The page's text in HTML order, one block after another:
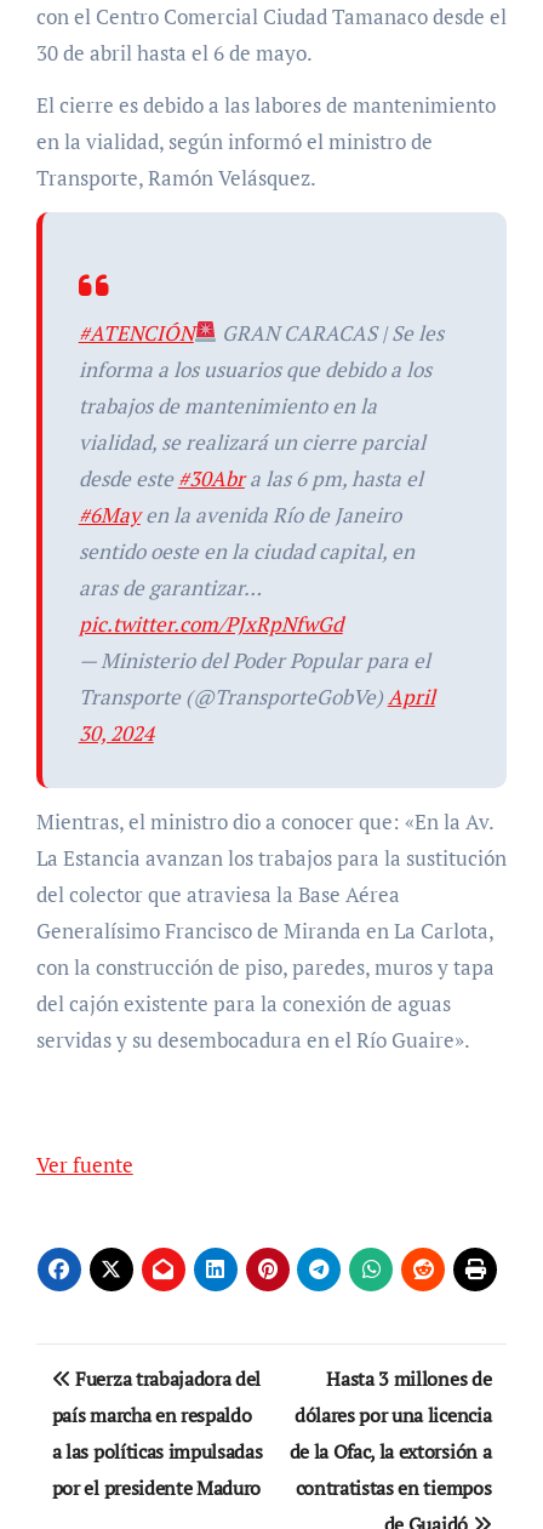
con el Centro Comercial Ciudad Tamanaco desde el
30 de abril hasta el 6 de mayo.
El cierre es debido a las labores de mantenimiento
en la vialidad, según informó el ministro de
Transporte, Ramón Velásquez.
#ATENCIÓN
GRAN CARACAS | Se les
informa a los usuarios que debido a los
trabajos de mantenimiento en la
vialidad, se realizará un cierre parcial
desde este#30Abra las 6 pm, hasta el
#6Mayen la avenida Río de Janeiro
sentido oeste en la ciudad capital, en
aras de garantizar…
pic.twitter.com/PJxRpNfwGd
— Ministerio del Poder Popular para el
Transporte (@TransporteGobVe) April
30, 2024
Mientras, el ministro dio a conocer que: «En la Av.
La Estancia avanzan los trabajos para la sustitución
del colector que atraviesa la Base Aérea
Generalísimo Francisco de Miranda en La Carlota,
con la construcción de piso, paredes, muros y tapa
del cajón existente para la conexión de aguas
servidas y su desembocadura en el Río Guaire».
Ver fuente
Navegación
de
entradas
Fuerza trabajadora del
país marcha en respaldo
a las políticas impulsadas
por el presidente Maduro
Hasta 3 millones de
dólares por una licencia
de la Ofac, la extorsión a
contratistas en tiempos
de Guaidó